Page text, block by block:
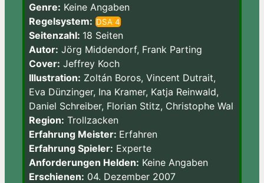
Genre: Keine Angaben
Regelsystem: DSA 4
Seitenzahl: 18 Seiten
Autor: Jörg Middendorf, Frank Parting
Cover: Jeffrey Koch
Illustration: Zoltán Boros, Vincent Dutrait,
Eva Dünzinger, Ina Kramer, Katja Reinwald,
Daniel Schreiber, Florian Stitz, Christophe Wal
Region: Trollzacken
Erfahrung Meister: Erfahren
Erfahrung Spieler: Experte
Anforderungen Helden: Keine Angaben
Erschienen: 04. Dezember 2007